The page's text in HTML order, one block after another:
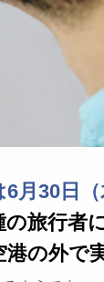
月30日（
旅行者
の外で